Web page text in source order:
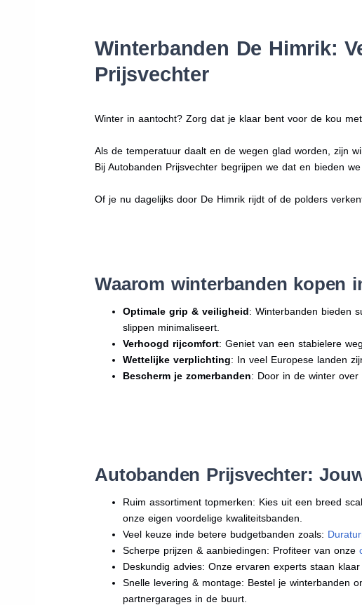
Winterbanden De Himrik:
Prijsvechter
Winter in aantocht? Zorg dat je klaar bent voor de kou
Als de temperatuur daalt en de wegen glad worden, zijn
Bij Autobanden Prijsvechter begrijpen we dat en bieden
Of je nu dagelijks door De Himrik rijdt of de polders
Waarom winterbanden kopen
Optimale grip & veiligheid: Winterbanden bieden
slippen minimaliseert.
Verhoogd rijcomfort: Geniet van een stabielere
Wettelijke verplichting: In veel Europese landen
Bescherm je zomerbanden: Door in de winter
Autobanden Prijsvechter:
Ruim assortiment topmerken: Kies uit een breed
onze eigen voordelige kwaliteitsbanden.
Veel keuze inde betere budgetbanden zoals:
Scherpe prijzen & aanbiedingen: Profiteer van onze
Deskundig advies: Onze ervaren experts staan
Snelle levering & montage: Bestel je winterbanden
partnergarages in de buurt.